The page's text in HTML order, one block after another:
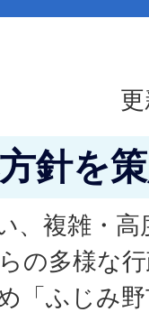
針を
、複雑・
の多様な
「ふじみ